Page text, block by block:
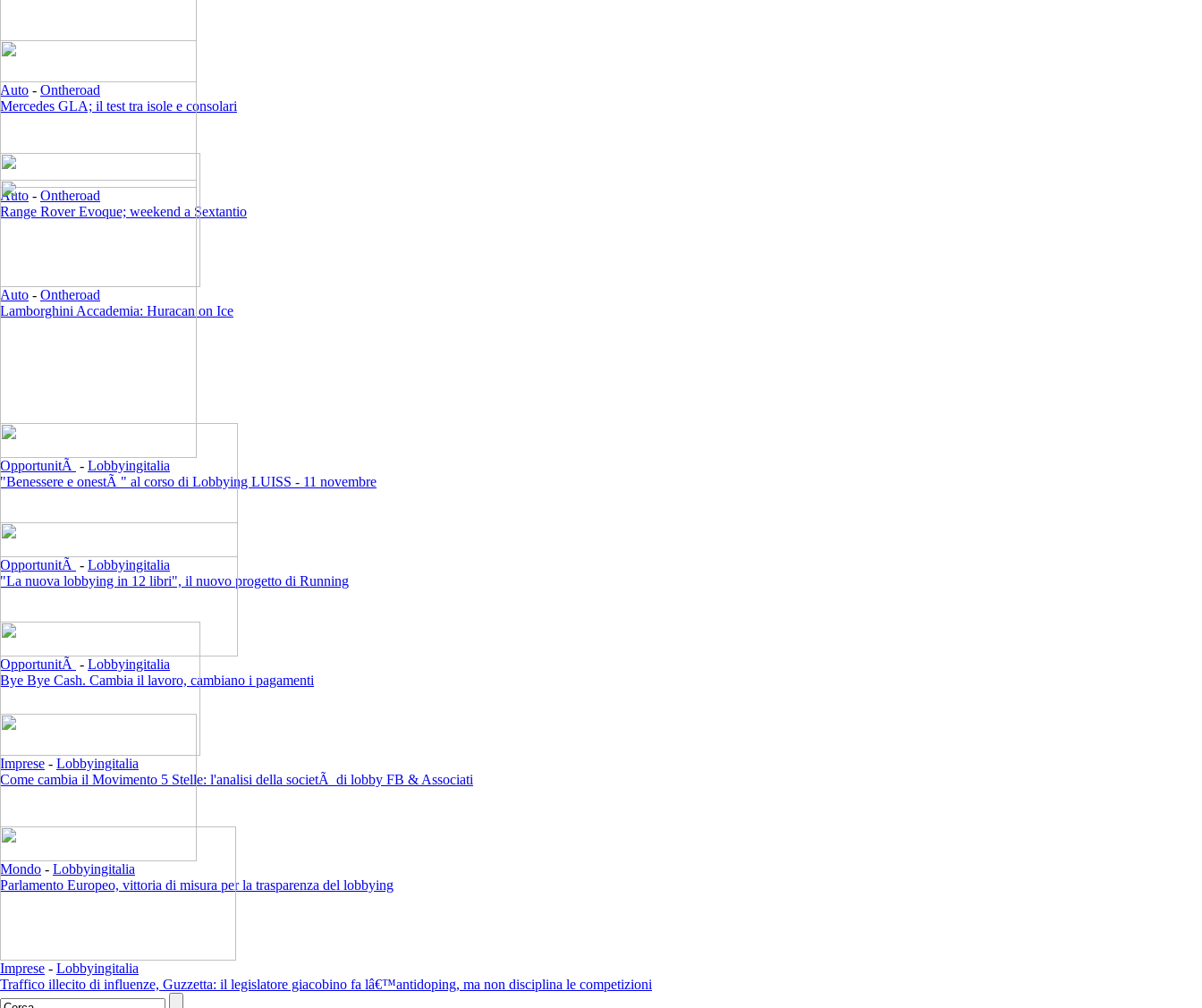
Auto - Ontheroad
Mercedes GLA; il test tra isole e consolari
Auto - Ontheroad
Range Rover Evoque; weekend a Sextantio
Auto - Ontheroad
Lamborghini Accademia: Huracan on Ice
OpportunitÃ - Lobbyingitalia
"Benessere e onestÃ " al corso di Lobbying LUISS - 11 novembre
OpportunitÃ - Lobbyingitalia
"La nuova lobbying in 12 libri", il nuovo progetto di Running
OpportunitÃ - Lobbyingitalia
Bye Bye Cash. Cambia il lavoro, cambiano i pagamenti
Imprese - Lobbyingitalia
Come cambia il Movimento 5 Stelle: l'analisi della societÃ di lobby FB & Associati
Mondo - Lobbyingitalia
Parlamento Europeo, vittoria di misura per la trasparenza del lobbying
Imprese - Lobbyingitalia
Traffico illecito di influenze, Guzzetta: il legislatore giacobino fa lâ€™antidoping, ma non disciplina le competizioni